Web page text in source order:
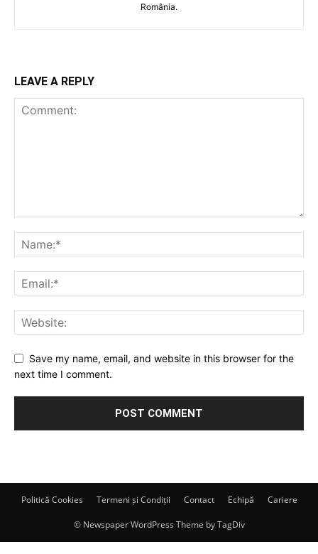
România.
LEAVE A REPLY
Save my name, email, and website in this browser for the
next time I comment.
Politică Cookies Termeni și Condiții Contact Echipă Cariere
© Newspaper WordPress Theme by TagDiv